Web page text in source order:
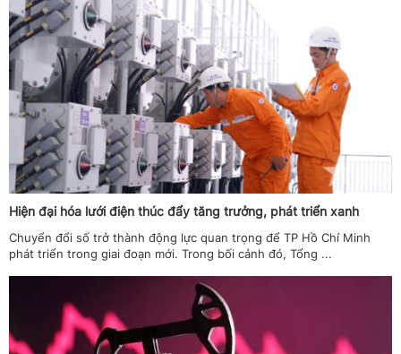
Hiện đại hóa lưới điện thúc đẩy tăng trưởng, phát triển xanh
Chuyển đổi số trở thành động lực quan trọng để TP Hồ Chí Minh
phát triển trong giai đoạn mới. Trong bối cảnh đó, Tổng ...